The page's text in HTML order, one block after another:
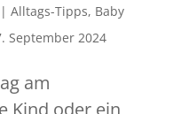
Alltags-Tipps, Baby
September 2024
am
Kind oder ein